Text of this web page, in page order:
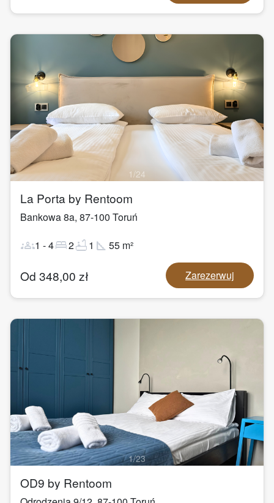
1/24
La Porta by Rentoom
Bankowa 8a, 87-100 Toruń
groups1 -4bed2bathtub1 square_foot 55 m²
Od 348,00 zł Zarezerwuj
1/23
OD9 by Rentoom